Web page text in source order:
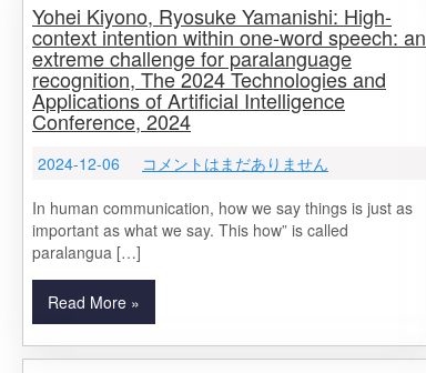
Yohei Kiyono, Ryosuke Yamanishi: High-
context intention within one-word speech: an
extreme challenge for paralanguage
recognition, The 2024 Technologies and
Applications of Artificial Intelligence
Conference, 2024
2024-12-06
コメントはまだありません
In human communication, how we say things is just as
important as what we say. This how” is called
paralangua […]
Read More »